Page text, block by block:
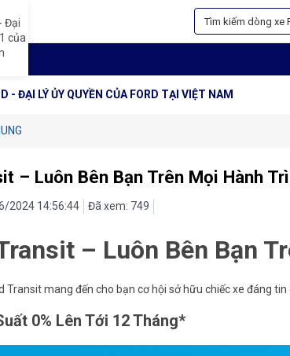
- ĐẠI LÝ ỦY QUYỀN CỦA FORD TẠI VIỆT NAM
– Luôn Bên Bạn Trên Mọi Hành
2024 14:56:44 Đã xem: 749
– Luôn Bên Bạn
Transit mang đến cho bạn cơ hội sở hữu chiếc xe đáng
0% Lên Tới 12 Tháng*